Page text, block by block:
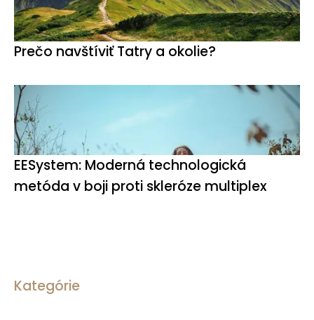
Prečo navštíviť Tatry a okolie?
EESystem: Moderná technologická
metóda v boji proti skleróze multiplex
Kategórie